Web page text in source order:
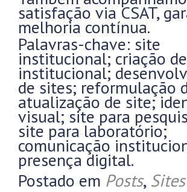
satisfação via CSAT,
melhoria contínua.
Palavras-chave: site
institucional; criação
institucional;
de sites; reformulação
atualização de site;
visual; site para
site para laboratório;
comunicação
presença digital.
Postado em Posts,Sites